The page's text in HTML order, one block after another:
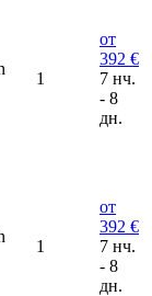
1
от
392 €
7 нч.
- 8
дн.
1
от
392 €
7 нч.
- 8
дн.